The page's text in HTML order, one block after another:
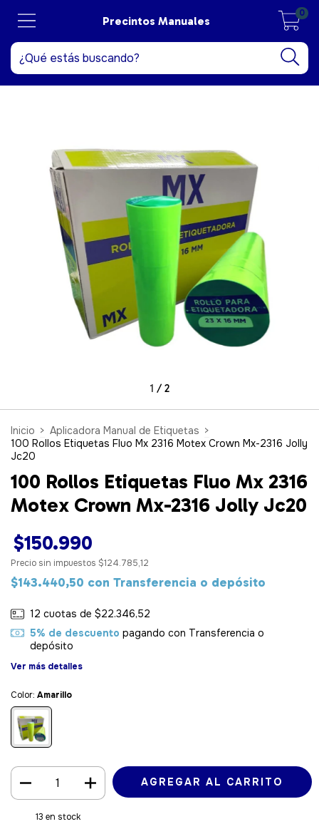
Precintos Manuales
0
1 / 2
Inicio > Aplicadora Manual de Etiquetas >
100 Rollos Etiquetas Fluo Mx 2316 Motex Crown Mx-2316 Jolly
Jc20
100 Rollos Etiquetas Fluo Mx 2316
Motex Crown Mx-2316 Jolly Jc20
$150.990
Precio sin impuestos $124.785,12
$143.440,50 con Transferencia o depósito
12 cuotas de $22.346,52
5% de descuento pagando con Transferencia o
depósito
Ver más detalles
Color: Amarillo
13 en stock